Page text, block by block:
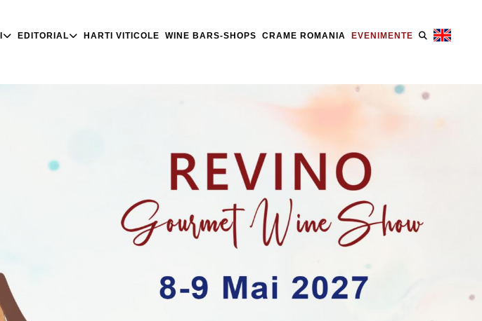
EDITORIAL HARTI VITICOLE WINE BARS-SHOPS CRAME ROMANIA EVENIMENTE